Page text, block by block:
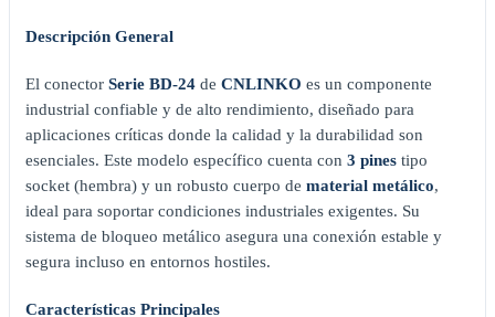
Descripción General
El conector Serie BD-24 de CNLINKO es un componente
industrial confiable y de alto rendimiento, diseñado para
aplicaciones críticas donde la calidad y la durabilidad son
esenciales. Este modelo específico cuenta con 3 pines tipo
socket (hembra) y un robusto cuerpo de material metálico,
ideal para soportar condiciones industriales exigentes. Su
sistema de bloqueo metálico asegura una conexión estable y
segura incluso en entornos hostiles.
Características Principales